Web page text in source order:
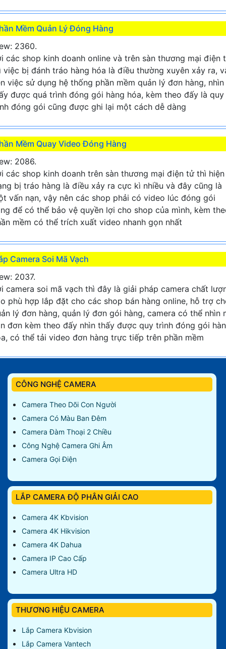
Mềm Quản Lý Đóng Hàng
2360.
các shop kinh doanh online và trên sàn thương mại điện
việc bị đánh tráo hàng hóa là điều thường xuyên xảy ra,
việc sử dụng hệ thống phần mềm quản lý đơn hàng, nhìn
được quá trình đóng gói hàng hóa, kèm theo đấy là quy
đóng gói cũng được ghi lại một cách dễ dàng
Mềm Quay Video Đóng Hàng
2086.
các shop kinh doanh trên sàn thương mại điện tử thì hiện
bị tráo hàng là điều xảy ra cực kì nhiều và đây cũng là
vấn nạn, vậy nên các shop phải có video lúc đóng gói
để có thể bảo vệ quyền lợi cho shop của mình, kèm
mềm có thể trích xuất video nhanh gọn nhất
Camera Soi Mã Vạch
2037.
camera soi mã vạch thì đây là giải pháp camera chất
phù hợp lắp đặt cho các shop bán hàng online, hỗ trợ
lý đơn hàng, quản lý đơn gói hàng, camera có thể nhìn
đơn kèm theo đấy nhìn thấy được quy trình đóng gói
có thể tải video đơn hàng trực tiếp trên phần mềm
CÔNG NGHỆ CAMERA
Camera Theo Dõi Con Người
Camera Có Màu Ban Đêm
Camera Đàm Thoại 2 Chiều
Công Nghệ Camera Ghi Âm
Camera Gọi Điện
LẮP CAMERA ĐỘ PHÂN GIẢI CAO
Camera 4K Kbvision
Camera 4K Hikvision
Camera 4K Dahua
Camera IP Cao Cấp
Camera Ultra HD
THƯƠNG HIỆU CAMERA
Lắp Camera Kbvision
Lắp Camera Vantech